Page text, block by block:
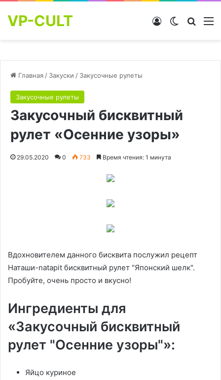
VP-CULT Switch skin
Войти
Главная / Закуски / Закусочные рулеты
Закусочные рулеты
Закусочный бисквитный
рулет «Осенние узоры»
29.05.2020 0 733 Время чтения: 1 минута
Вдохновителем данного бисквита послужил рецепт
Наташи-natapit бисквитный рулет "Японский шелк".
Пробуйте, очень просто и вкусно!
Ингредиенты для
«Закусочный бисквитный
рулет "Осенние узоры"»:
Яйцо куриное